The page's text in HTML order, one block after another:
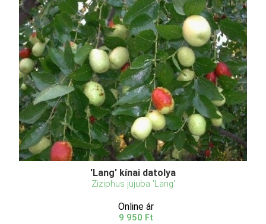
'Lang' kínai datolya
Ziziphus jujuba 'Lang'
Online ár
9 950 Ft